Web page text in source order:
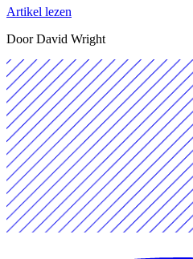
Artikel lezen
Door David Wright